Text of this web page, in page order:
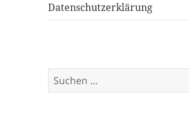
Datenschutzerklärung
Suchen
nach: